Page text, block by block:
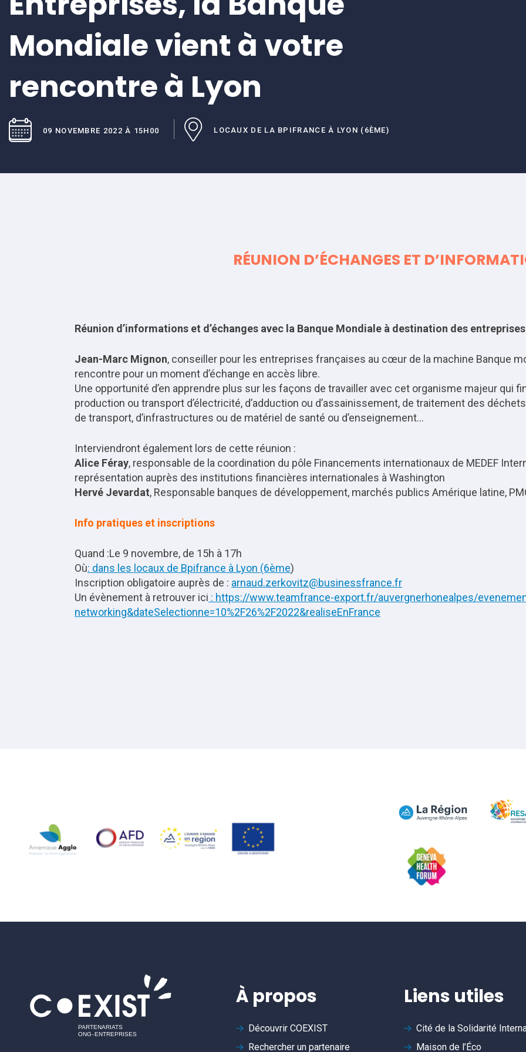
Mondiale vient à votre
rencontre à Lyon
09 NOVEMBRE 2022 À 15H00 LOCAUX DE LA BPIFRANCE À LYON (6ÈME)
RÉUNION D’ÉCHANGES ET
Réunion d’informations et d’échanges avec la Banque Mondiale à destination des entreprises
Jean-Marc Mignon, conseiller pour les entreprises françaises au cœur de la machine Banque
rencontre pour un moment d’échange en accès libre.
Une opportunité d’en apprendre plus sur les façons de travailler avec cet organisme majeur qui
production ou transport d’électricité, d’adduction ou d’assainissement, de traitement des
de transport, d’infrastructures ou de matériel de santé ou d’enseignement…
Interviendront également lors de cette réunion :
Alice Féray, responsable de la coordination du pôle Financements internationaux de MEDEF
représentation auprès des institutions financières internationales à Washington
Hervé Jevardat, Responsable banques de développement, marchés publics Amérique latine,
Info pratiques et inscriptions
Quand :Le 9 novembre, de 15h à 17h
Où: dans les locaux de Bpifrance à Lyon (6ème)
Inscription obligatoire auprès de : arnaud.zerkovitz@businessfrance.fr
Un évènement à retrouver ici : https://www.teamfrance-export.fr/auvergnerhonealpes/
networking&dateSelectionne=10%2F26%2F2022&realiseEnFrance
À propos
Découvrir COEXIST
Rechercher un partenaire
Liens utiles
Cité de la Solidarité
Maison de l’Éco